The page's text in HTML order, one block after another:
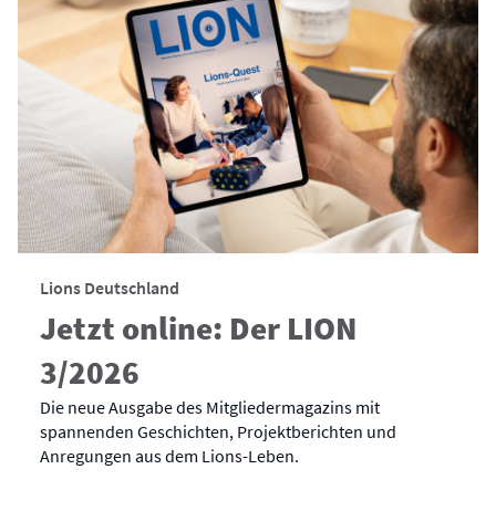
Lions Deutschland
Jetzt online: Der LION
3/2026
Die neue Ausgabe des Mitgliedermagazins mit
spannenden Geschichten, Projektberichten und
Anregungen aus dem Lions-Leben.